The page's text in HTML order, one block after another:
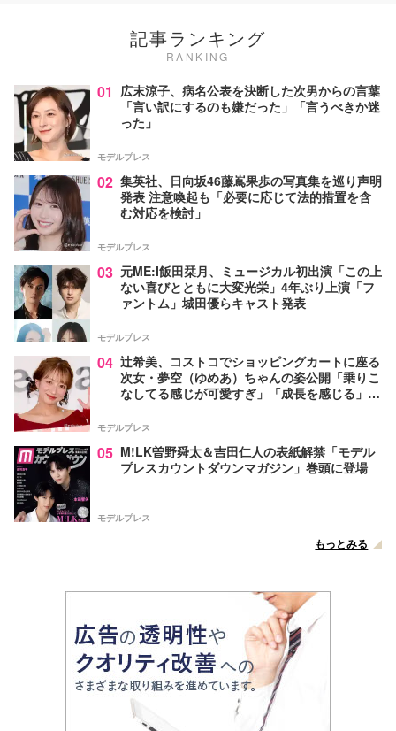
記事ランキング
RANKING
01 広末涼子、病名公表を決断した次男からの言葉
「言い訳にするのも嫌だった」「言うべきか迷
った」
モデルプレス
02 集英社、日向坂46藤嶌果歩の写真集を巡り声明
発表 注意喚起も「必要に応じて法的措置を含
む対応を検討」
モデルプレス
03 元ME:I飯田栞月、ミュージカル初出演「この上
ない喜びとともに大変光栄」4年ぶり上演「フ
ァントム」城田優らキャスト発表
モデルプレス
04 辻希美、コストコでショッピングカートに座る
次女・夢空（ゆめあ）ちゃんの姿公開「乗りこ
なしてる感じが可愛すぎ」「成長を感じる」の
モデルプレス
05 M!LK曽野舜太＆吉田仁人の表紙解禁「モデル
プレスカウントダウンマガジン」巻頭に登場
モデルプレス
もっとみる